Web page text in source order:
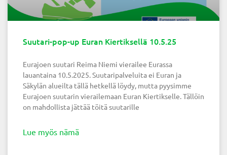
Suutari-pop-up Euran Kiertiksellä 10.5.25
Eurajoen suutari Reima Niemi vierailee Eurassa
lauantaina 10.5.2025. Suutaripalveluita ei Euran ja
Säkylän alueilta tällä hetkellä löydy, mutta pyysimme
Eurajoen suutarin vierailemaan Euran Kiertikselle. Tällöin
on mahdollista jättää töitä suutarille
Lue myös nämä